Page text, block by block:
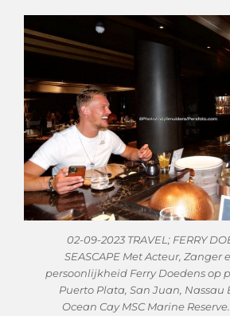
02-09-2023 TRAVEL; FERRY
SEASCAPE Met Acteur, Zanger
persoonlijkheid Ferry Doedens op
Puerto Plata, San Juan, Nassau
Ocean Cay MSC Marine